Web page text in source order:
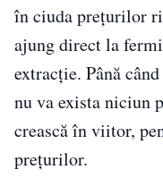
în ciuda prețurilor
ajung direct la
extracție. Până
nu va exista niciun
crească în viitor,
prețurilor.